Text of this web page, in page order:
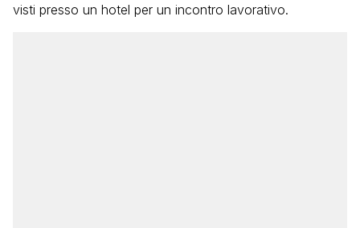
visti presso un hotel per un incontro lavorativo.